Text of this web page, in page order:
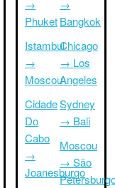
→
Phuket
Istambul
→
Moscou
Cidade
Do
Cabo
→
Joanesburgo
→
Bangkok
Chicago
→ Los
Angeles
Sydney
→ Bali
Moscou
→ São